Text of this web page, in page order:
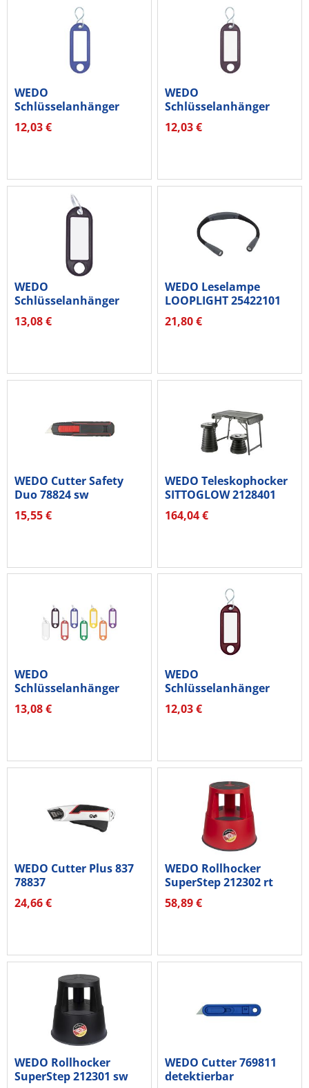
WEDO
Schlüsselanhänger
262803403 blau 100...
12,03 €
WEDO
Schlüsselanhänger
262803401 schwarz
100...
12,03 €
WEDO
Schlüsselanhänger
262801801 mit Ring
18mm...
13,08 €
WEDO Leselampe
LOOPLIGHT 25422101
21,80 €
WEDO Cutter Safety
Duo 78824 sw
15,55 €
WEDO Teleskophocker
SITTOGLOW 2128401
inkl. Tisch
164,04 €
WEDO
Schlüsselanhänger
262801899 mit Ring
18mm...
13,08 €
WEDO
Schlüsselanhänger
262803407 braun 100...
12,03 €
WEDO Cutter Plus 837
78837
24,66 €
WEDO Rollhocker
SuperStep 212302 rt
58,89 €
WEDO Rollhocker
SuperStep 212301 sw
WEDO Cutter 769811
detektierbar